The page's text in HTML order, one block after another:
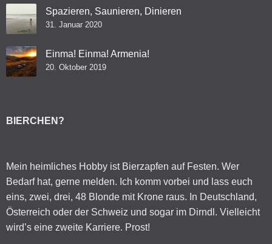
Spazieren, Saunieren, Dinieren
31. Januar 2020
Einma! Einma! Armenia!
20. Oktober 2019
BIERCHEN?
Mein heimliches Hobby ist Bierzapfen auf Festen. Wer
Bedarf hat, gerne melden. Ich komm vorbei und lass euch
eins, zwei, drei, 48 Blonde mit Krone raus. In Deutschland,
Österreich oder der Schweiz und sogar im Dirndl. Vielleicht
wird’s eine zweite Karriere. Prost!